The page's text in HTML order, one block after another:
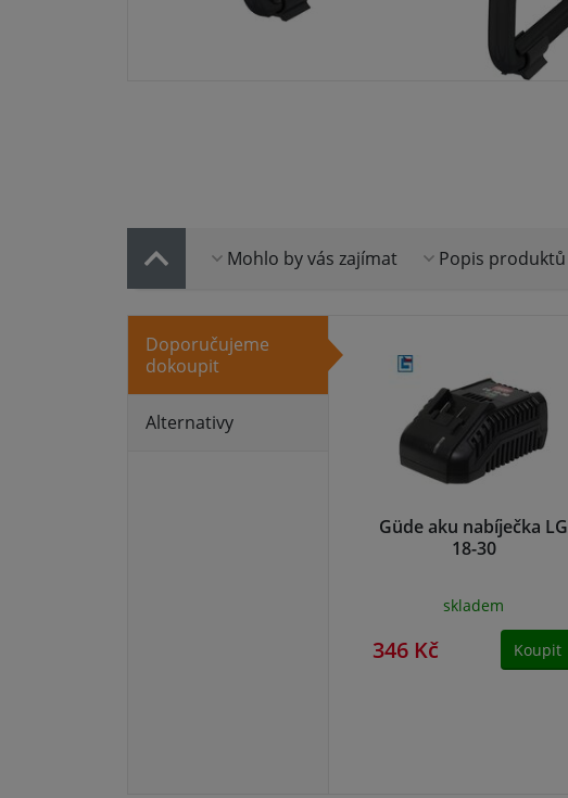
Mohlo by vás zajímat Popis produktů
Doporučujeme
dokoupit
Alternativy
Güde aku nabíječka LG
18-30
skladem
346 Kč Koupit